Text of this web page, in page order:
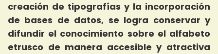
creación de tipografías y la incorporación
de bases de datos, se logra conservar y
difundir el conocimiento sobre el alfabeto
etrusco de manera accesible y atractiva